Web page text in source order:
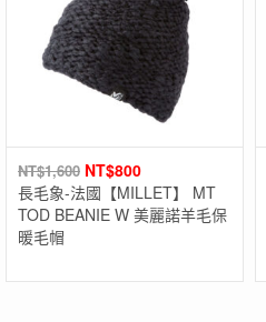
NT$1,600 NT$800
長毛象-法國【MILLET】 MT
TOD BEANIE W 美麗諾羊毛保
暖毛帽